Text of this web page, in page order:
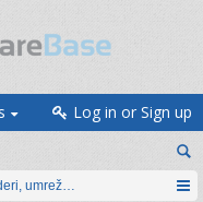
Log in or Sign up
umrežavanje i web servisi